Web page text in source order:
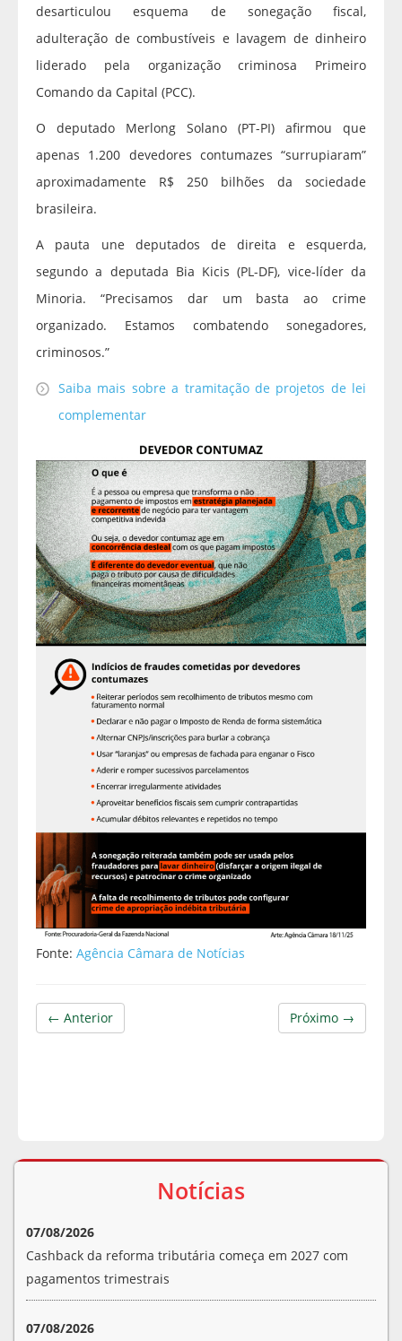
desarticulou esquema de sonegação fiscal,
adulteração de combustíveis e lavagem de dinheiro
liderado pela organização criminosa Primeiro
Comando da Capital (PCC).
O deputado Merlong Solano (PT-PI) afirmou que
apenas 1.200 devedores contumazes “surrupiaram”
aproximadamente R$ 250 bilhões da sociedade
brasileira.
A pauta une deputados de direita e esquerda,
segundo a deputada Bia Kicis (PL-DF), vice-líder da
Minoria. “Precisamos dar um basta ao crime
organizado. Estamos combatendo sonegadores,
criminosos.”
Saiba mais sobre a tramitação de projetos de lei
complementar
Fonte: Agência Câmara de Notícias
Próximo →
← Anterior
Notícias
07/08/2026
Cashback da reforma tributária começa em 2027 com
pagamentos trimestrais
07/08/2026